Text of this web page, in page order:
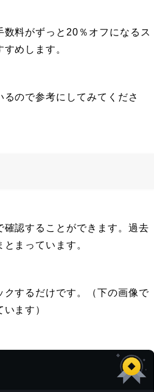
料がずっと20％オフになるス
めします。
ので参考にしてみてくださ
認することができます。過去
まっています。
するだけです。（下の画像で
ます）